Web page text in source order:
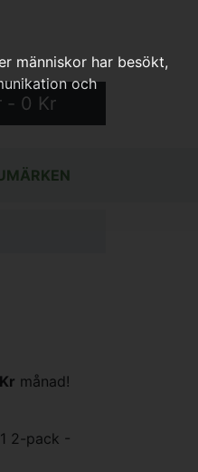
- 0 Kr
månad!
2-pack -
människor har besökt,
och